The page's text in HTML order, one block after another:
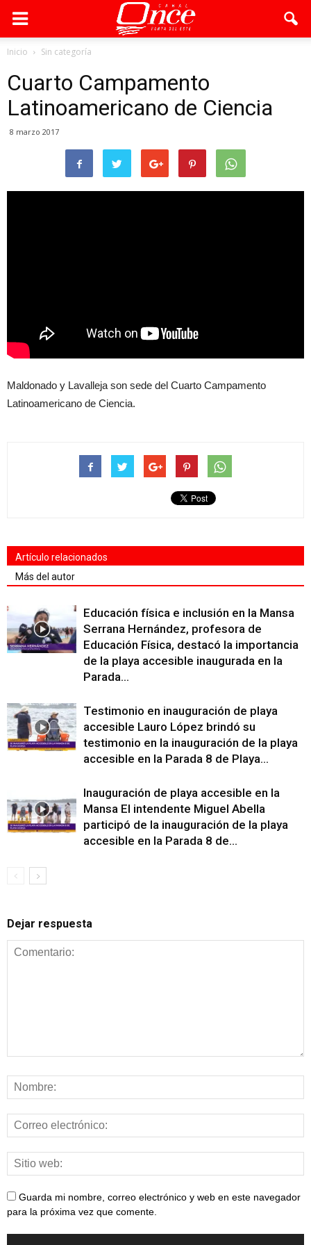
Inicio Sin categoría
Cuarto Campamento
Latinoamericano de Ciencia
8 marzo 2017
Maldonado y Lavalleja son sede del Cuarto Campamento
Latinoamericano de Ciencia.
Artículo relacionados
Más del autor
Educación física e inclusión en la Mansa
Serrana Hernández, profesora de
Educación Física, destacó la importancia
de la playa accesible inaugurada en la
Parada...
Testimonio en inauguración de playa
accesible Lauro López brindó su
testimonio en la inauguración de la playa
accesible en la Parada 8 de Playa...
Inauguración de playa accesible en la
Mansa El intendente Miguel Abella
participó de la inauguración de la playa
accesible en la Parada 8 de...
Dejar respuesta
Guarda mi nombre, correo electrónico y web en este navegador
para la próxima vez que comente.